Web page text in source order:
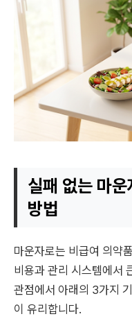
실패 없는 마
방법
마운자로는 비급여 의약
비용과 관리 시스템에서
관점에서 아래의 3가지
이 유리합니다.